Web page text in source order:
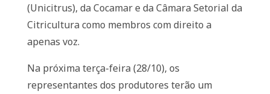
(Unicitrus), da Cocamar e da Câmara Setorial da
Citricultura como membros com direito a
apenas voz.
Na próxima terça-feira (28/10), os
representantes dos produtores terão um